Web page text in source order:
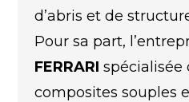
d’abris et de
Pour sa part,
FERRARI spécialisée
composites souples